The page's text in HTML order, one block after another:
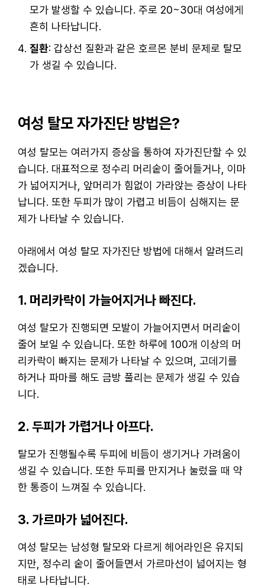
모가 발생할 수 있습니다. 주로 20~30대 여성에게
흔히 나타납니다.
질환: 갑상선 질환과 같은 호르몬 분비 문제로 탈모
가 생길 수 있습니다.
여성 탈모 자가진단 방법은?
여성 탈모는 여러가지 증상을 통하여 자가진단할 수 있
습니다. 대표적으로 정수리 머리숱이 줄어들거나, 이마
가 넓어지거나, 앞머리가 힘없이 가라앉는 증상이 나타
납니다. 또한 두피가 많이 가렵고 비듬이 심해지는 문
제가 나타날 수 있습니다.
아래에서 여성 탈모 자가진단 방법에 대해서 알려드리
겠습니다.
1. 머리카락이 가늘어지거나 빠진다.
여성 탈모가 진행되면 모발이 가늘어지면서 머리숱이
줄어 보일 수 있습니다. 또한 하루에 100개 이상의 머
리카락이 빠지는 문제가 나타날 수 있으며, 고데기를
하거나 파마를 해도 금방 풀리는 문제가 생길 수 있습
니다.
2. 두피가 가렵거나 아프다.
탈모가 진행될수록 두피에 비듬이 생기거나 가려움이
생길 수 있습니다. 또한 두피를 만지거나 눌렀을 때 약
한 통증이 느껴질 수 있습니다.
3. 가르마가 넓어진다.
여성 탈모는 남성형 탈모와 다르게 헤어라인은 유지되
지만, 정수리 숱이 줄어들면서 가르마선이 넓어지는 형
태로 나타납니다.